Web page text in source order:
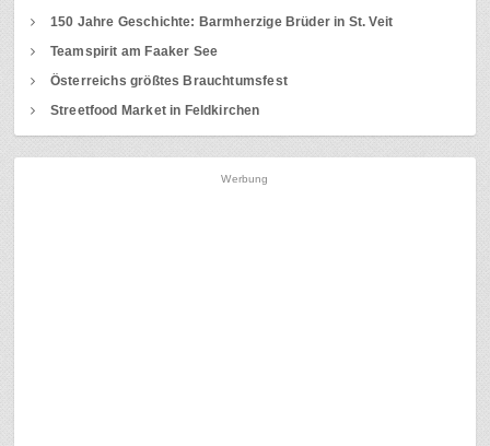
150 Jahre Geschichte: Barmherzige Brüder in St. Veit
Teamspirit am Faaker See
Österreichs größtes Brauchtumsfest
Streetfood Market in Feldkirchen
Werbung